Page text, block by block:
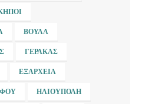
ΒΟΎΛΑ
ΓΈΡΑΚΑΣ
ΕΞΆΡΧΕΙΑ
ΗΛΙΟΎΠΟΛΗ